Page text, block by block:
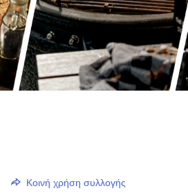
Κοινή χρήση συλλογής